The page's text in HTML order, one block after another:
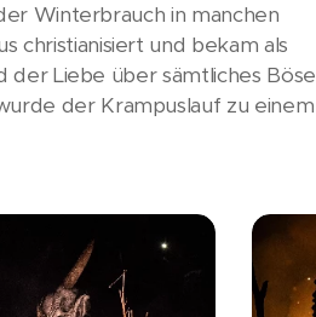
Winterbrauch in manchen
christianisiert und bekam als
der Liebe über sämtliches Böse
der Krampuslauf zu einem